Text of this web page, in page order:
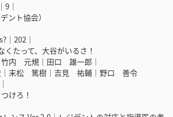
｜
ント協会）
｜202｜
たって、大谷がいるさ！
内 元規｜田口 雄一郎｜
末松 篤樹｜吉見 祐輔｜野口 善令
けろ！